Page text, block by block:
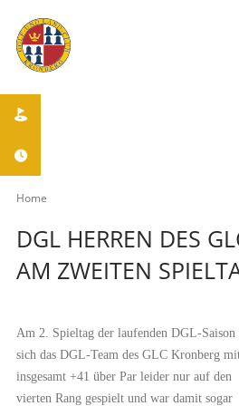


Home
DGL HERREN DES
AM ZWEITEN
Am 2. Spieltag der laufenden DGL-Saison
sich das DGL-Team des GLC Kronberg
insgesamt +41 über Par leider nur auf den
vierten Rang gespielt und war damit sogar